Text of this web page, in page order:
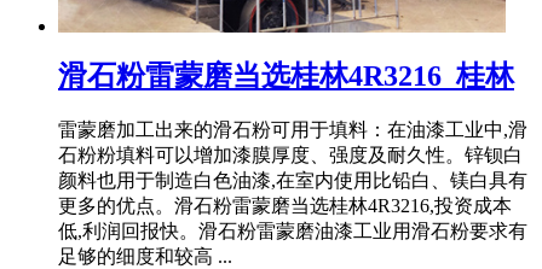
滑石粉雷蒙磨当选桂林4R3216_桂林
雷蒙磨加工出来的滑石粉可用于填料：在油漆工业中,滑
石粉粉填料可以增加漆膜厚度、强度及耐久性。锌钡白
颜料也用于制造白色油漆,在室内使用比铅白、镁白具有
更多的优点。滑石粉雷蒙磨当选桂林4R3216,投资成本
低,利润回报快。滑石粉雷蒙磨油漆工业用滑石粉要求有
足够的细度和较高 ...